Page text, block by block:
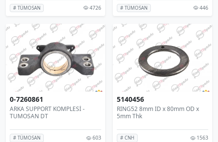
# TÜMOSAN 4726 # TÜMOSAN 446
0-7260861
ARKA SUPPORT KOMPLESİ -
TUMOSAN DT
# TÜMOSAN 603
5140456
RING52 8mm ID x 80mm OD x
5mm Thk
# CNH 1563